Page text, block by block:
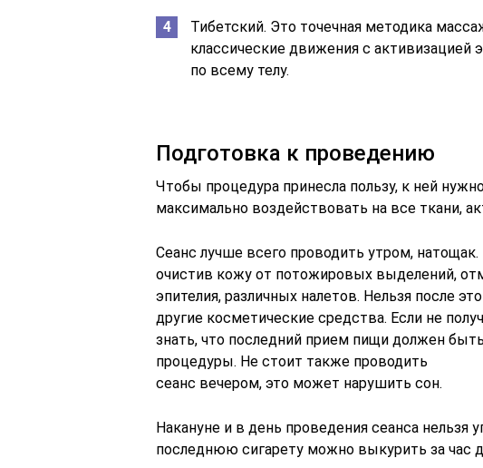
Тибетский. Это точечная методика
классические движения с активизацией
по всему телу.
Подготовка к проведению
Чтобы процедура принесла пользу, к ней
максимально воздействовать на все ткани,
Сеанс лучше всего проводить утром,
очистив кожу от потожировых выделений,
эпителия, различных налетов. Нельзя после
другие косметические средства. Если не
знать, что последний прием пищи должен
процедуры. Не стоит также проводить
сеанс вечером, это может нарушить сон.
Накануне и в день проведения сеанса нельзя
последнюю сигарету можно выкурить за час